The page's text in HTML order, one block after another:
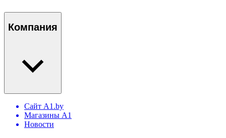
Компания
Сайт A1.by
Магазины А1
Новости